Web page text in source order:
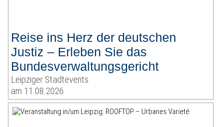
Reise ins Herz der deutschen
Justiz – Erleben Sie das
Bundesverwaltungsgericht
Leipziger Stadtevents
am 11.08.2026